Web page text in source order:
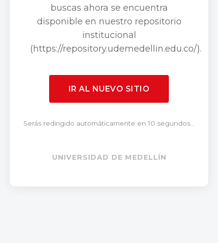
buscas ahora se encuentra
disponible en nuestro repositorio
institucional
(https://repository.udemedellin.edu.co/).
IR AL NUEVO SITIO
Serás redirigido automáticamente en 10 segundos...
UNIVERSIDAD DE MEDELLÍN